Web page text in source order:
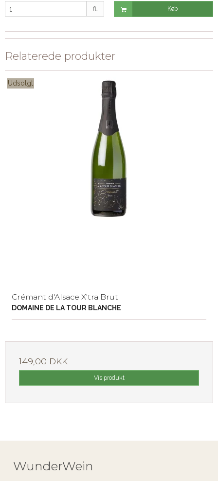
fl. Køb
Relaterede produkter
Udsolgt
Crémant d'Alsace X'tra Brut
DOMAINE DE LA TOUR BLANCHE
149,00 DKK
Vis produkt
WunderWein